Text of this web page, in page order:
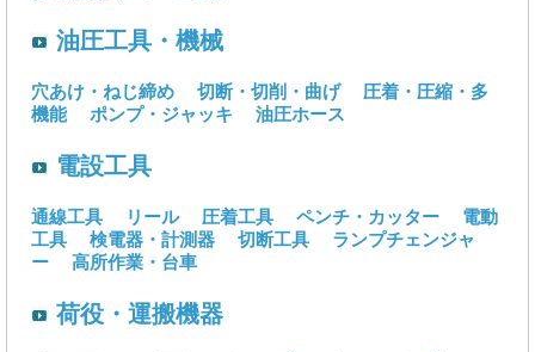
油圧工具・機械
穴あけ・ねじ締め 切断・切削・曲げ
圧着・圧縮・多
機能
ポンプ・ジャッキ 油圧ホース
電設工具
通線工具 リール 圧着工具 ペンチ・カッター
電動
工具
検電器・計測器 切断工具
ランプチェンジャ
ー
高所作業・台車
荷役・運搬機器